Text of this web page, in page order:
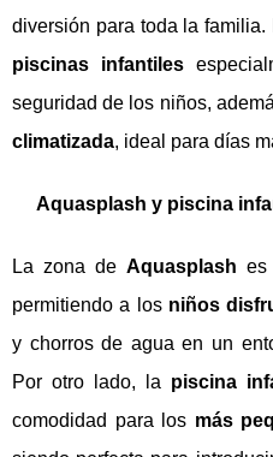
diversión para toda la
piscinas infantiles
seguridad de los niños,
climatizada, ideal para días
Aquasplash y piscina
La zona de Aquasplash es
permitiendo a los niños
y chorros de agua en un
Por otro lado, la piscina
comodidad para los más